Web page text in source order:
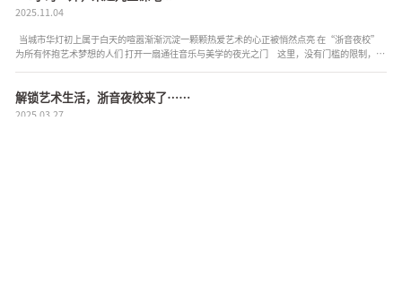
2025.11.04
当城市华灯初上属于白天的喧嚣渐渐沉淀一颗颗热爱艺术的心正被悄然点亮 在“浙音夜校”
为所有怀抱艺术梦想的人们 打开一扇通往音乐与美学的夜光之门 这里，没有门槛的限制，只
解锁艺术生活，浙音夜校来了……
2025.03.27